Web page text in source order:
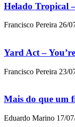
Helado Tropical
Francisco Pereira 26/
Yard Act –
Francisco Pereira 23/
Mais do que um
Eduardo Marino 17/